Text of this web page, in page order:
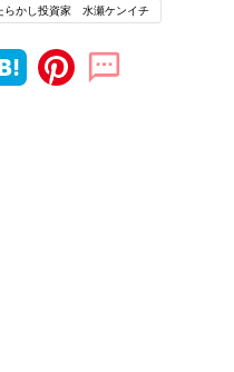
もできなかったほど、ここ
。
らかし投資家 水瀬ケンイチ